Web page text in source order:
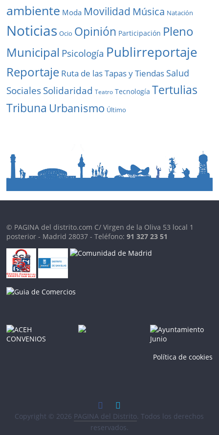
ambiente Moda Movilidad Música Natación
Noticias Ocio Opinión Participación Pleno
Municipal Psicología Publirreportaje
Reportaje Ruta de las Tapas y Tiendas Salud
SocialesSolidaridad Teatro Tecnología Tertulias
Tribuna Urbanismo Último
© PAGINA del distrito.com C/ Virgen de la Oliva 53 local 1
posterior - Madrid 28037 - Teléfono:91 327 23 51
Política de cookies
Copyright © 2026 PAGINA del Distrito . Todos los derechos
reservados.